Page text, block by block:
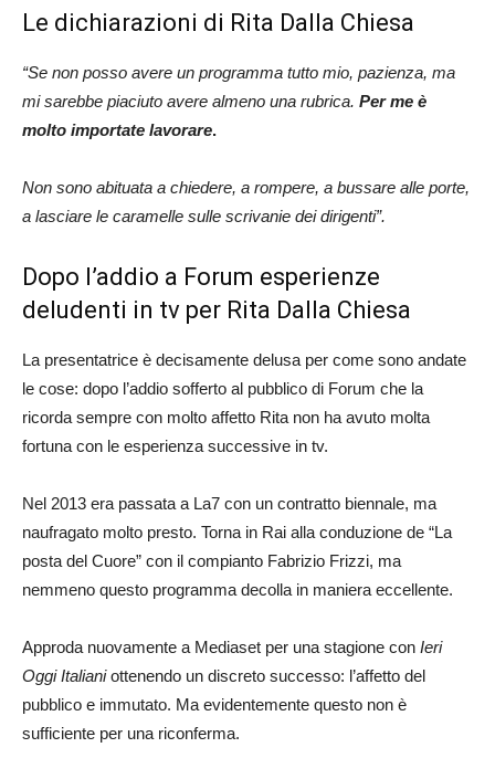
Le dichiarazioni di Rita Dalla Chiesa
“Se non posso avere un programma tutto mio, pazienza, ma
mi sarebbe piaciuto avere almeno una rubrica. Per me è
molto importate lavorare.
Non sono abituata a chiedere, a rompere, a bussare alle porte,
a lasciare le caramelle sulle scrivanie dei dirigenti”.
Dopo l’addio a Forum esperienze
deludenti in tv per Rita Dalla Chiesa
La presentatrice è decisamente delusa per come sono andate
le cose: dopo l’addio sofferto al pubblico di Forum che la
ricorda sempre con molto affetto Rita non ha avuto molta
fortuna con le esperienza successive in tv.
Nel 2013 era passata a La7 con un contratto biennale, ma
naufragato molto presto. Torna in Rai alla conduzione de “La
posta del Cuore” con il compianto Fabrizio Frizzi, ma
nemmeno questo programma decolla in maniera eccellente.
Approda nuovamente a Mediaset per una stagione con Ieri
Oggi Italianiottenendo un discreto successo: l’affetto del
pubblico e immutato. Ma evidentemente questo non è
sufficiente per una riconferma.